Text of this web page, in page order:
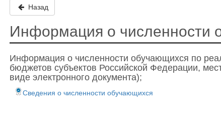
Назад
Информация о численности
Информация о численности обучающихся по
бюджетов субъектов Российской Федерации,
виде электронного документа);
Сведения о численности обучающихся